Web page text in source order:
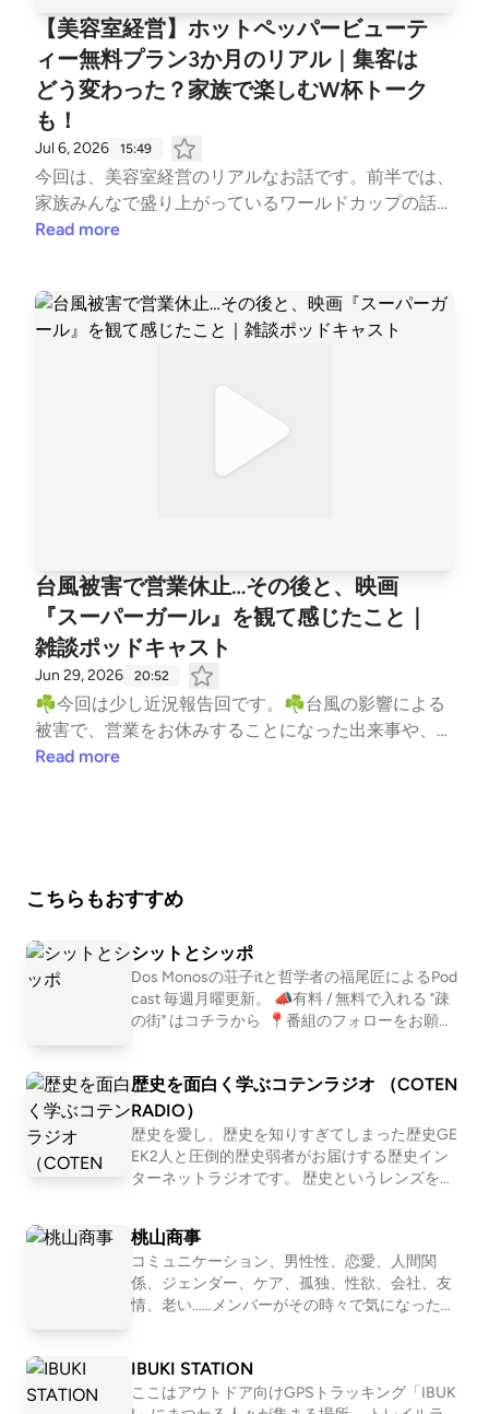
dcast #Entrepreneur #SalonOwner #Podcast
【美容室経営】ホットペッパービューテ
ィー無料プラン3か月のリアル｜集客は
どう変わった？家族で楽しむW杯トーク
も！
Jul 6, 2026 15:49
今回は、美容室経営のリアルなお話です。前半では、
家族みんなで盛り上がっているワールドカップの話
題！後半は、ホットペッパービューティーの無料プラ
客対策について本音でお話しします。美容室経営に興
味がある方、個人事業をされている方、そしてサッカ
容業界 #ワールドカップ #サッカー #家族時間 #雑談
#Podcast #Barbershop #HairSalon #BeautyBusiness #
Read more
台風被害で営業休止…その後と、映画
『スーパーガール』を観て感じたこと｜
雑談ポッドキャスト
Jun 29, 2026 20:52
☘️今回は少し近況報告回です。☘️台風の影響による
被害で、営業をお休みすることになった出来事や、そ
の時に感じたことをお話しします。そして後半は、楽
嬉しいです。いいね👍コメント励みになります✨#
ポッドキャスト #雑談 #近況報告 #台風被害 #営業再
開 #美容室 #映画感想 #スーパーガール #映画好き #
音声配信#D.C.映画
Read more
こちらもおすすめ
シットとシッポ
Dos Monosの荘子itと哲学者の福尾匠によるPod
cast 毎週月曜更新。 📣有料 / 無料で入れる "疎
の街" はコチラから ⁠ 📍番組のフォローをお願い
eetingtakumi 📩シットとシッポへの問い合わせ
はコチラ
歴史を面白く学ぶコテンラジオ （COTEN
RADIO）
歴史を愛し、歴史を知りすぎてしまった歴史GE
EK2人と圧倒的歴史弱者がお届けする歴史イン
ターネットラジオです。 歴史というレンズを通
く！？ 笑いあり、涙ありの新感覚・歴史キュレ
ーションプログラム！ ☆Apple &amp; Spotify Po
dcast 部門別ランキング１位獲得！ ☆ジャパン
ポッドキャストアワード2019 大賞&amp;Spotify
DIO is an entertainment radio talk program for hi
story , published by the crazy history geeks grou
桃山商事
コミュニケーション、男性性、恋愛、人間関
係、ジェンダー、ケア、孤独、性欲、会社、友
情、老い……メンバーがその時々で気になったテ
軍ラジオ」(ApplePodcast)、2017〜2024年「恋
愛よももやまばなし」(ニコ生→Podcast)を配信
IBUKI STATION
ここはアウトドア向けGPSトラッキング「IBUK